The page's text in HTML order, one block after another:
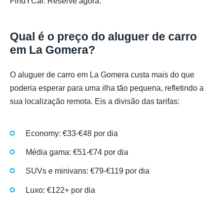
Qual é o preço do aluguer de carro
em La Gomera?
O aluguer de carro em La Gomera custa mais do que
poderia esperar para uma ilha tão pequena, refletindo a
sua localização remota. Eis a divisão das tarifas:
Economy: €33-€48 por dia
Média gama: €51-€74 por dia
SUVs e minivans: €79-€119 por dia
Luxo: €122+ por dia